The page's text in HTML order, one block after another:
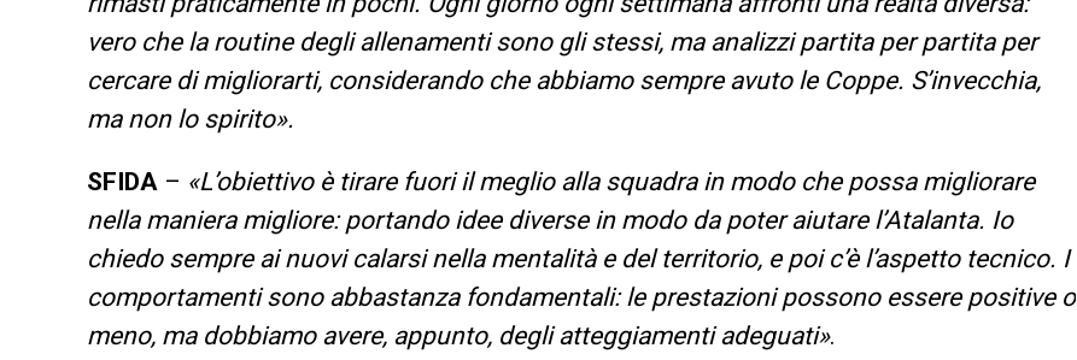
vero che la routine degli allenamenti sono gli stessi, ma analizzi partita per partita per
cercare di migliorarti, considerando che abbiamo sempre avuto le Coppe. S’invecchia,
ma non lo spirito».
SFIDA – «L’obiettivo è tirare fuori il meglio alla squadra in modo che possa migliorare
nella maniera migliore: portando idee diverse in modo da poter aiutare l’Atalanta. Io
chiedo sempre ai nuovi calarsi nella mentalità e del territorio, e poi c’è l’aspetto tecnico. I
comportamenti sono abbastanza fondamentali: le prestazioni possono essere positive o
meno, ma dobbiamo avere, appunto, degli atteggiamenti adeguati».